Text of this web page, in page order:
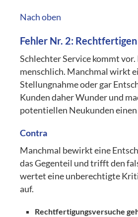
Nach oben
Fehler Nr. 2: Rechtfertigen
Schlechter Service kommt
menschlich. Manchmal wirkt
Stellungnahme oder gar
Kunden daher Wunder und
potentiellen Neukunden
Contra
Manchmal bewirkt eine
das Gegenteil und trifft den
wertet eine unberechtigte
auf.
Rechtfertigungsversuche